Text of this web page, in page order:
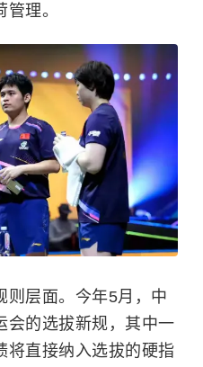
理。
则层面。今年5月，中
会的选拔新规，其中一
将直接纳入选拔的硬指